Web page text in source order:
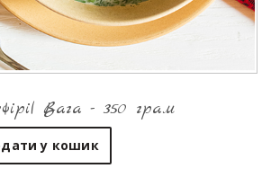
Вага - 350 грам
у кошик